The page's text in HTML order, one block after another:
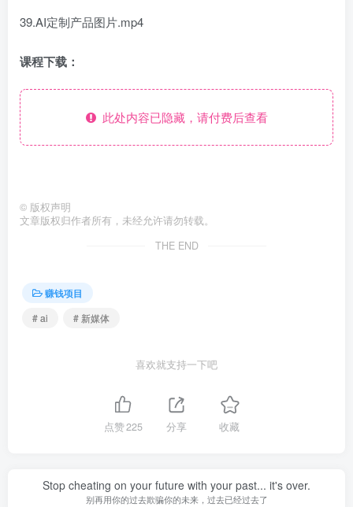
39.AI定制产品图片.mp4
课程下载：
此处内容已隐藏，请付费后查看
© 版权声明
文章版权归作者所有，未经允许请勿转载。
THE END
赚钱项目
# ai
# 新媒体
喜欢就支持一下吧
点赞225 分享 收藏
Stop cheating on your future with your past... it's over.
别再用你的过去欺骗你的未来，过去已经过去了